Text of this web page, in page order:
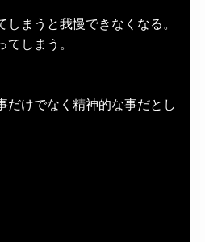
まうと我慢できなくなる。
てしまう。
だけでなく精神的な事だとし